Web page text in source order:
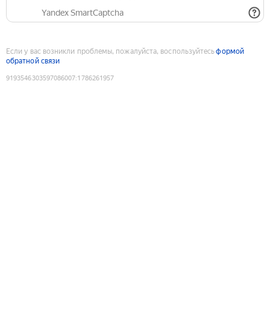
Yandex SmartCaptcha
Если у вас возникли проблемы, пожалуйста, воспользуйтесьформой
обратной связи
9193546303597086007:1786261957